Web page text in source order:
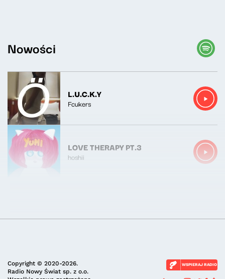
Nowości
L.U.C.K.Y
Fcukers
LOVE THERAPY PT.3
hoshii
Copyright © 2020-2026.
Radio Nowy Świat sp. z o.o.
WSPIERAJ RADIO